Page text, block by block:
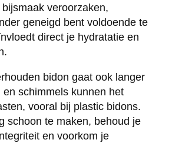
veroorzaken,
geneigd bent voldoende te
direct je hydratatie en
bidon gaat ook langer
en schimmels kunnen het
vooral bij plastic bidons.
schoon te maken, behoud je
en voorkom je